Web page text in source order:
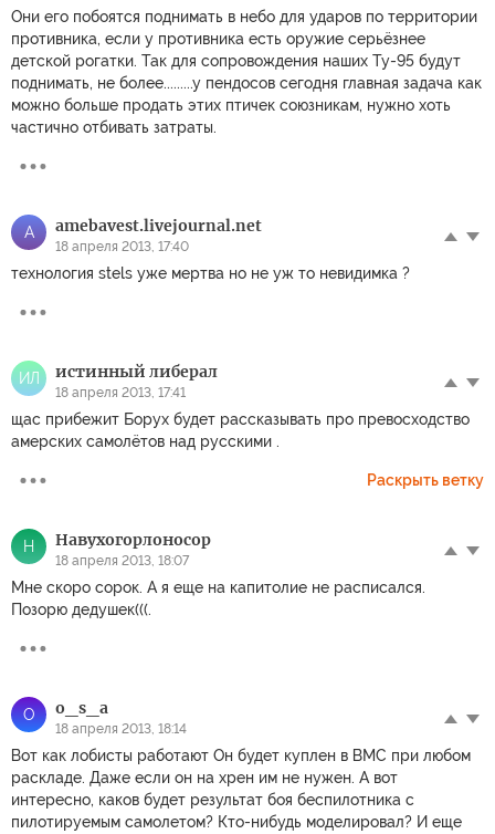
Они его побоятся поднимать в небо для ударов по территории
противника, если у противника есть оружие серьёзнее
детской рогатки. Так для сопровождения наших Ту-95 будут
поднимать, не более.........у пендосов сегодня главная задача как
можно больше продать этих птичек союзникам, нужно хоть
частично отбивать затраты.
A amebavest.livejournal.net
18 апреля 2013, 17:40
технология stels уже мертва но не уж то невидимка ?
ИЛ истинный либерал
18 апреля 2013, 17:41
щас прибежит Борух будет рассказывать про превосходство
амерских самолётов над русскими .
Раскрыть ветку
Н Навухогорлоносор
18 апреля 2013, 18:07
Мне скоро сорок. А я еще на капитолие не расписался.
Позорю дедушек(((.
O o_s_a
18 апреля 2013, 18:14
Вот как лобисты работают Он будет куплен в ВМС при любом
раскладе. Даже если он на хрен им не нужен. А вот
интересно, каков будет результат боя беспилотника с
пилотируемым самолетом? Кто-нибудь моделировал? И еще